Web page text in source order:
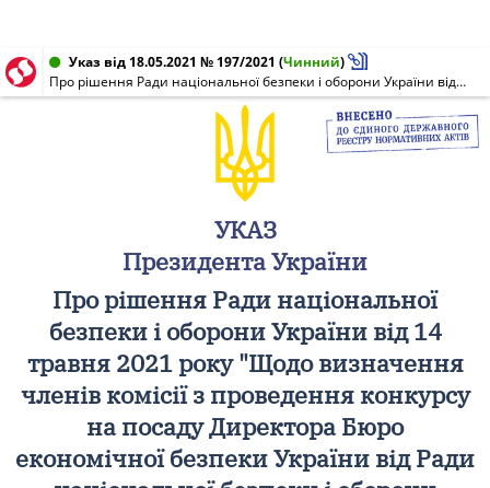
Указ від 18.05.2021 № 197/2021 (Чинний)
Про рішення Ради національної безпеки і оборони України від 14 травня 2021 року "Щодо визначення членів комісії з проведення конкурсу на посаду Директора Бюро економічної безпеки України від Ради національної безпеки і оборони України"